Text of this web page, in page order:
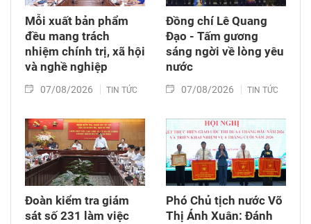
Mỗi xuất bản phẩm
đều mang trách
nhiệm chính trị, xã hội
và nghề nghiệp
07/08/2026 TIN TỨC
Đồng chí Lê Quang
Đạo - Tấm gương
sáng ngời về lòng yêu
nước
07/08/2026 TIN TỨC
Đoàn kiểm tra giám
sát số 231 làm việc
Phó Chủ tịch nước Võ
Thị Ánh Xuân: Đánh